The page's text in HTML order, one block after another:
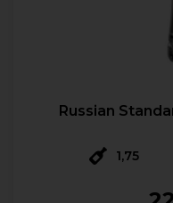
Russian
1,75